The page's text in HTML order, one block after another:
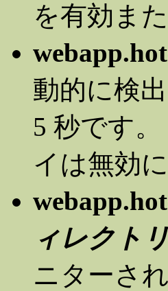
を有効ま
動的に検
5 秒です
イは無効
ィレクト
ニターさ